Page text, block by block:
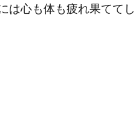
は心も体も疲れ果ててし